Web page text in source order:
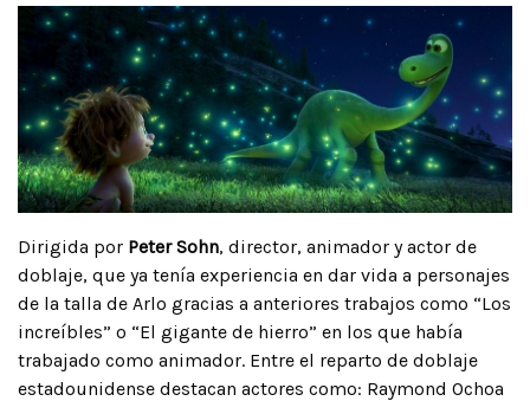
Dirigida por Peter Sohn, director, animador y actor de
doblaje, que ya tenía experiencia en dar vida a personajes
de la talla de Arlo gracias a anteriores trabajos como “Los
increíbles” o “El gigante de hierro” en los que había
trabajado como animador. Entre el reparto de doblaje
estadounidense destacan actores como: Raymond Ochoa